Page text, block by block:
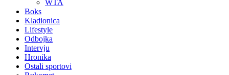
WTA
Boks
Kladionica
Lifestyle
Odbojka
Intervju
Hronika
Ostali sportovi